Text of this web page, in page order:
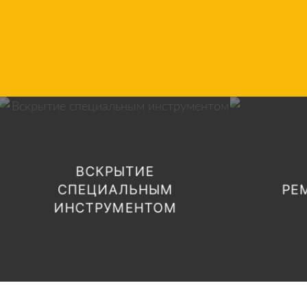
ВСКРЫТИЕ
СПЕЦИАЛЬНЫМ
ИНСТРУМЕНТОМ
БЕЗ ПОВРЕЖДЕНИЙ
ПОЗВОНИТЬ